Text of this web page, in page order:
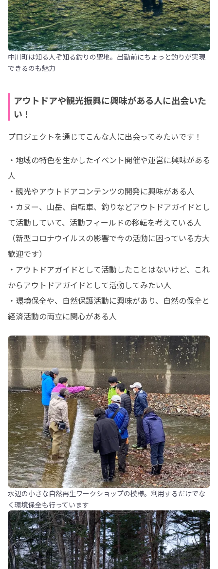
中川町は知る人ぞ知る釣りの聖地。出勤前にちょっと釣りが実現
できるのも魅力
アウトドアや観光振興に興味がある人に出会いた
い！
プロジェクトを通じてこんな人に出会ってみたいです！
・地域の特色を生かしたイベント開催や運営に興味がある
人
・観光やアウトドアコンテンツの開発に興味がある人
・カヌー、山岳、自転車、釣りなどアウトドアガイドとし
て活動していて、活動フィールドの移転を考えている人
（新型コロナウイルスの影響で今の活動に困っている方大
歓迎です）
・アウトドアガイドとして活動したことはないけど、これ
からアウトドアガイドとして活動してみたい人
・環境保全や、自然保護活動に興味があり、自然の保全と
経済活動の両立に関心がある人
水辺の小さな自然再生ワークショップの模様。利用するだけでな
く環境保全も行っています